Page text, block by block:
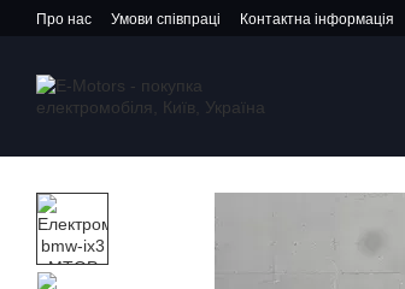
Перейти до основного контенту
Про нас Умови співпраці Контактна інформація